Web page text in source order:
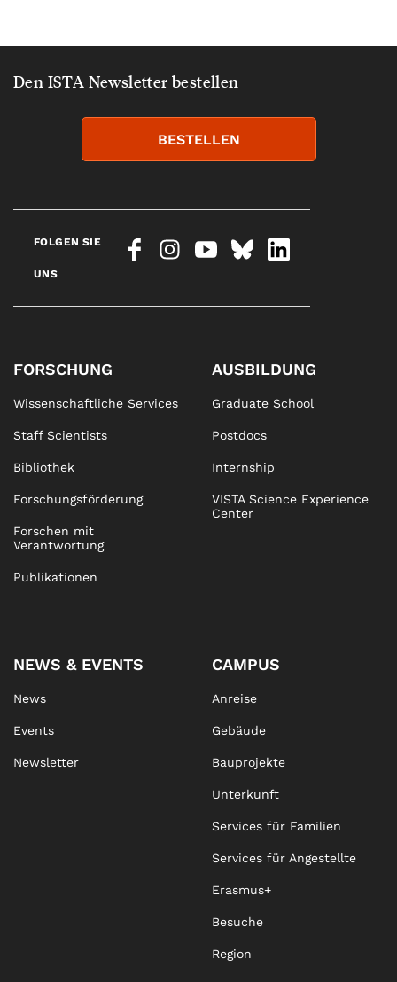
Den ISTA Newsletter bestellen
BESTELLEN
FOLGEN SIE
UNS
FORSCHUNG
Wissenschaftliche Services
Staff Scientists
Bibliothek
Forschungsförderung
Forschen mit
Verantwortung
Publikationen
AUSBILDUNG
Graduate School
Postdocs
Internship
VISTA Science Experience
Center
NEWS & EVENTS
News
Events
Newsletter
CAMPUS
Anreise
Gebäude
Bauprojekte
Unterkunft
Services für Familien
Services für Angestellte
Erasmus+
Besuche
Region